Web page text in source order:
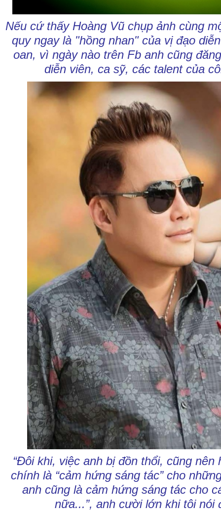
Nếu cứ thấy Hoàng Vũ chụp ảnh cùng
quy ngay là "hồng nhan" của vị đạo
oan, vì ngày nào trên Fb anh cũng
diễn viên, ca sỹ, các talent của
“Đôi khi, việc anh bị đồn thổi, cũng nên
chính là “cảm hứng sáng tác” cho
anh cũng là cảm hứng sáng tác cho
nữa...”, anh cười lớn khi tôi nói